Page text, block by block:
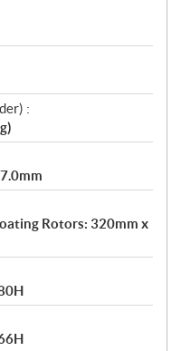
:
Rotors: 320mm x